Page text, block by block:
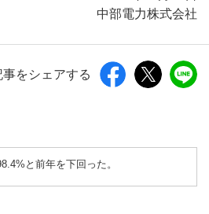
中部電力株式会社
事をシェアする
と前年を下回った。